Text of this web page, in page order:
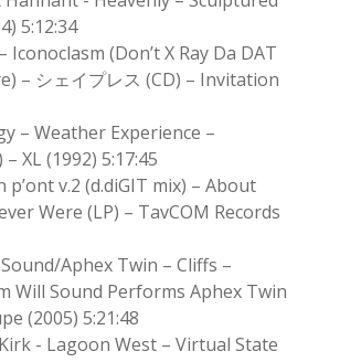
5:12:34
Iconoclasm (Don’t X Ray Da DAT
– シェイプレス (CD) – Invitation
– Weather Experience –
XL (1992) 5:17:45
p’ont v.2 (d.diGIT mix) – About
Were (LP) – TavCOM Records
Aphex Twin – Cliffs –
Will Sound Performs Aphex Twin
(2005) 5:21:48
‎- Lagoon West – Virtual State